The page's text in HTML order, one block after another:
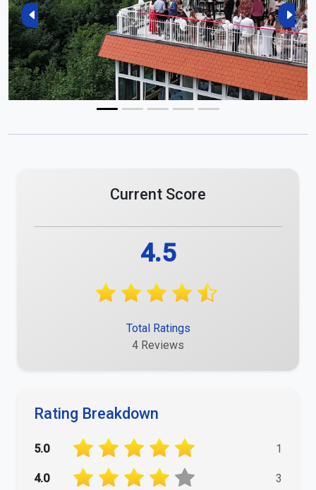
Previous Next
Current Score
4.5
Total Ratings
4 Reviews
Rating Breakdown
5.0 1
4.0 3